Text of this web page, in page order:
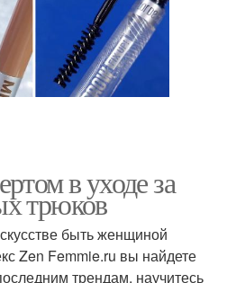
в уходе за
трюков
быть женщиной
Zen Femmie.ru вы найдете
трендам, научитесь